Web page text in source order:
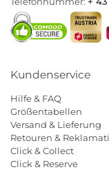
Kundenservice
Hilfe & FAQ
Größentabellen
Versand & Lieferung
Retouren &
Click & Collect
Click & Reserve